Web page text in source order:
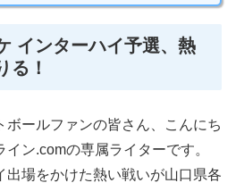
インターハイ予選、熱
る！
ボールファンの皆さん、こんにち
ン.comの専属ライターです。
出場をかけた熱い戦いが山口県各